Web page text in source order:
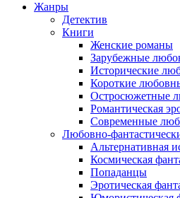
Жанры
Детектив
Книги
Женские романы
Зарубежные
Исторические
Короткие
Остросюжетные
Романтическая
Современные
Любовно-
Альтернативная
Космическая
Попаданцы
Эротическая